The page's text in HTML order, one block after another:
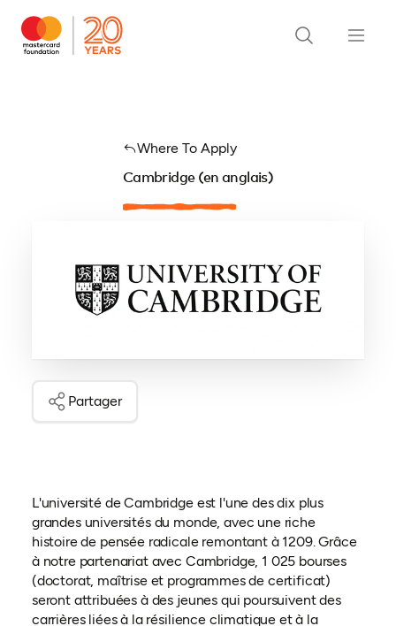
Where To Apply
Cambridge (en anglais)
Partager
L'université de Cambridge est l'une des dix plus
grandes universités du monde, avec une riche
histoire de pensée radicale remontant à 1209. Grâce
à notre partenariat avec Cambridge, 1 025 bourses
(doctorat, maîtrise et programmes de certificat)
seront attribuées à des jeunes qui poursuivent des
carrières liées à la résilience climatique et à la